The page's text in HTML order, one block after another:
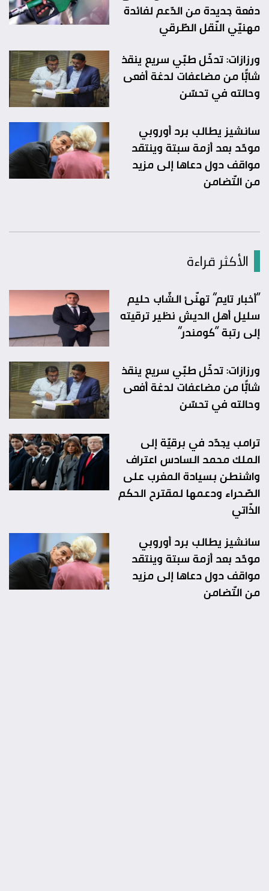
دفعة جديدة من الدّعم لفائدة
مهنيّي النّقل الطّرقي
ورزازات: تدخّل طبّي سريع ينقذ
شابًّا من مضاعفات لدغة أفعى
وحالته في تحسّن
سانشيز يطالب برد أوروبي
موحّد بعد أزمة سبتة وينتقد
مواقف دول دعاها إلى مزيد
من التّضامن
الأكثر قراءة
“أخبار تايم” تهنّئ الشّاب حليم
سليل أهل الديش نظير ترقيته
إلى رتبة “كومندر”
ورزازات: تدخّل طبّي سريع ينقذ
شابًّا من مضاعفات لدغة أفعى
وحالته في تحسّن
ترامب يجدّد في برقيّة إلى
الملك محمد السادس اعتراف
واشنطن بسيادة المغرب على
الصّحراء ودعمها لمقترح الحكم
الذّاتي
سانشيز يطالب برد أوروبي
موحّد بعد أزمة سبتة وينتقد
مواقف دول دعاها إلى مزيد
من التّضامن